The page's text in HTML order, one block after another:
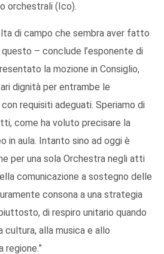
orchestrali (Ico).
di campo che sembra aver fatto
– conclude l’esponente di
la mozione in Consiglio,
dignità per entrambe le
requisiti adeguati. Speriamo di
come ha voluto precisare la
in aula. Intanto sino ad oggi è
per una sola Orchestra negli atti
comunicazione a sostegno delle
consona a una strategia
di respiro unitario quando
cultura, alla musica e allo